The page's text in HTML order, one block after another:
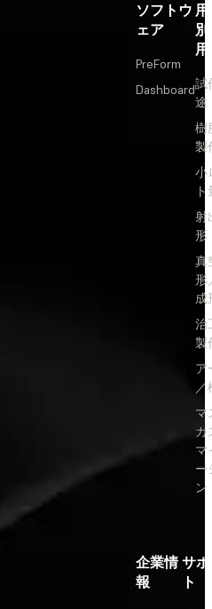
ソフトウ
ェア
PreForm
Dashboard試
途
樹
製
小
射
形
真
形
成
治
製
ア
／
マ
カ
マ
ー
ン
企業情
報
サ
ト